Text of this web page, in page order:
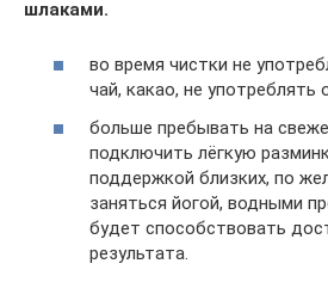
шлаками.
во время чистки не
чай, какао, не употреблять
больше пребывать на
подключить лёгкую
поддержкой близких, по
заняться йогой, водными
будет способствовать
результата.